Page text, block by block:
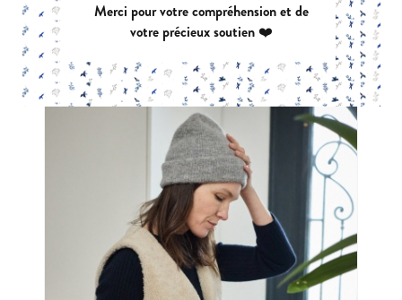
PDF:12,90 €| POCHETTE: 17,90 €
Merci pour votre compréhension et de
votre précieux soutien ❤️